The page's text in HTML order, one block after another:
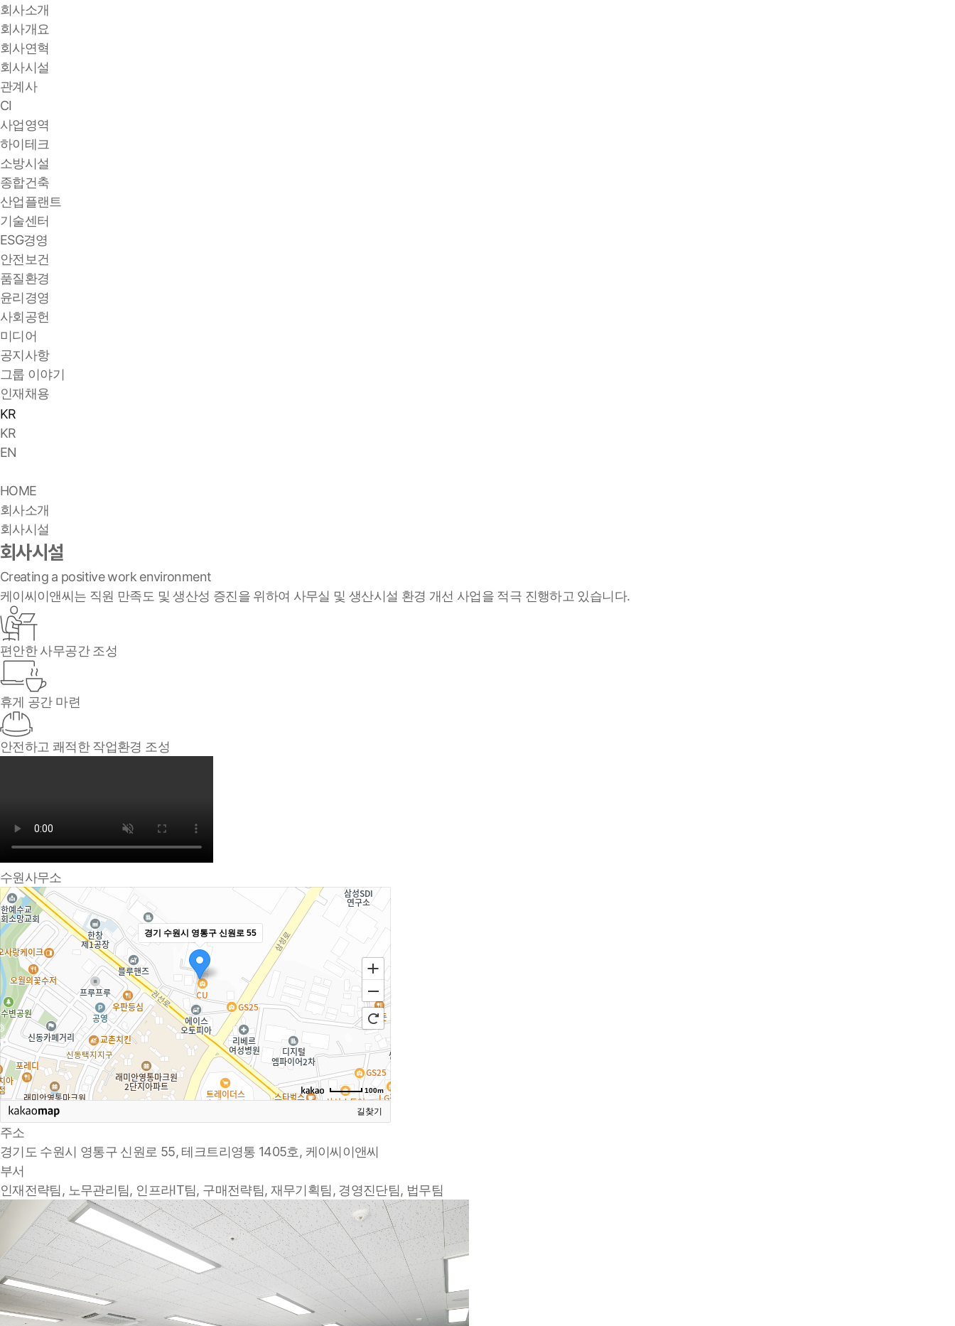
회사소개
회사개요
회사연혁
회사시설
관계사
CI
사업영역
하이테크
소방시설
종합건축
산업플랜트
기술센터
ESG경영
안전보건
품질환경
윤리경영
사회공헌
미디어
공지사항
그룹 이야기
인재채용
KR
KR
EN
HOME
회사소개
회사시설
회사시설
Creating a positive work environment
케이씨이앤씨는 직원 만족도 및 생산성 증진을 위하여 사무실 및 생산시설 환경 개선 사업을 적극 진행하고 있습니다.
편안한 사무공간 조성
휴게 공간 마련
안전하고 쾌적한 작업환경 조성
수원사무소
경기 수원시 영통구 신원로 55
100m
길찾기
주소
경기도 수원시 영통구 신원로 55, 테크트리영통 1405호, 케이씨이앤씨
부서
인재전략팀, 노무관리팀, 인프라IT팀, 구매전략팀, 재무기획팀, 경영진단팀, 법무팀